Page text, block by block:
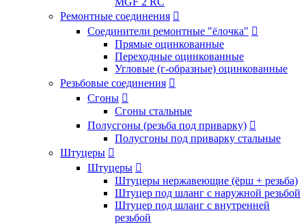
Ремонтные соединения 
Соединители ремонтные "ёлочка" 
Прямые оцинкованные
Переходные оцинкованные
Угловые (г-образные) оцинкованные
Резьбовые соединения 
Сгоны 
Сгоны стальные
Полусгоны (резьба под приварку) 
Полусгоны под приварку стальные
Штуцеры 
Штуцеры 
Штуцеры нержавеющие (ёрш + резьба)
Штуцер под шланг с наружной резьбой
Штуцер под шланг с внутренней
резьбой